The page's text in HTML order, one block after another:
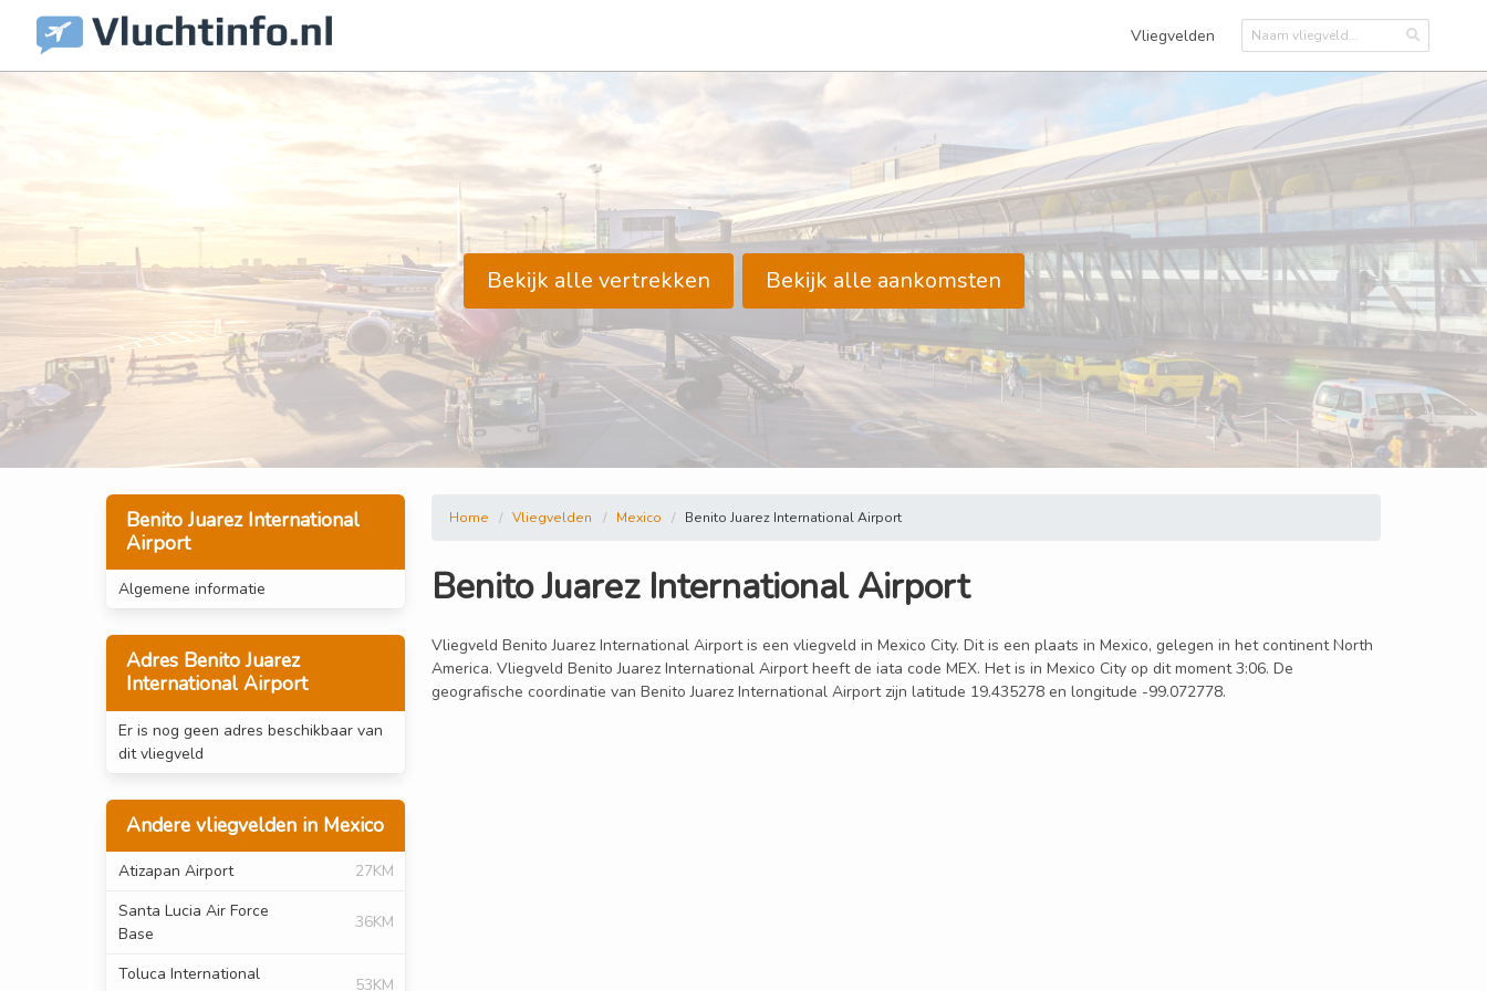
Vliegvelden
Bekijk alle vertrekken Bekijk alle aankomsten
Benito Juarez International
Airport
Algemene informatie
Adres Benito Juarez
International Airport
Er is nog geen adres beschikbaar van
dit vliegveld
Andere vliegvelden in Mexico
Atizapan Airport
27KM
Santa Lucia Air Force
Base
36KM
Toluca International
53KM
Home Vliegvelden Mexico Benito Juarez International Airport
Benito Juarez International Airport
Vliegveld Benito Juarez International Airport is een vliegveld in Mexico City. Dit is een plaats in Mexico, gelegen in het continent North
America. Vliegveld Benito Juarez International Airport heeft de iata code MEX. Het is in Mexico City op dit moment 3:06. De
geografische coordinatie van Benito Juarez International Airport zijn latitude 19.435278 en longitude -99.072778.